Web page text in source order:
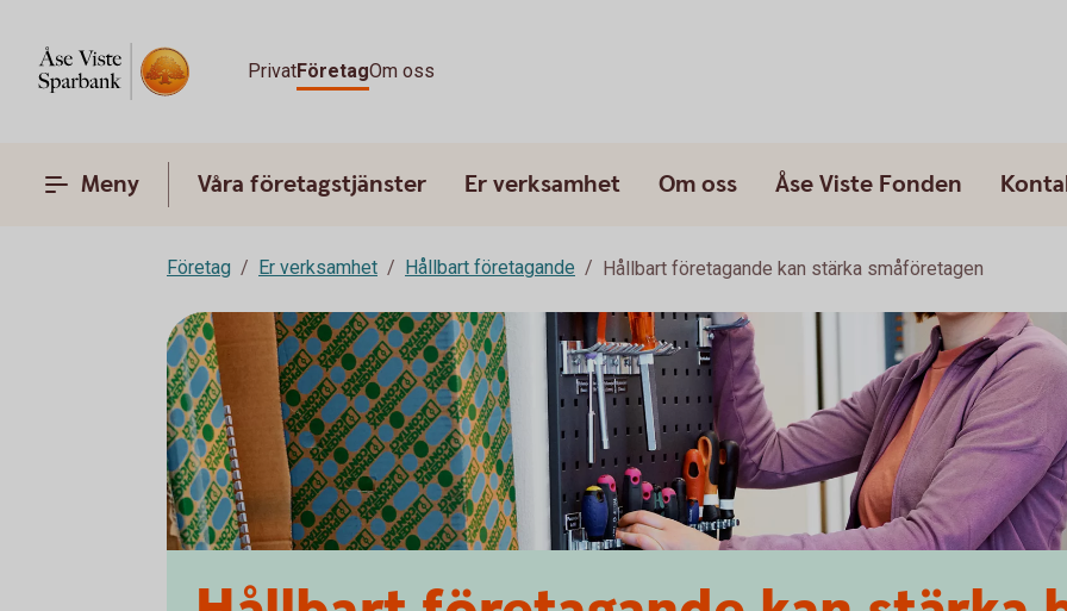
PrivatFöretagOm oss
Meny Våra företagstjänster Er verksamhet Om oss Åse Viste Fonden
Företag Er verksamhet Hållbart företagande Hållbart företagande kan stärka småföretagen